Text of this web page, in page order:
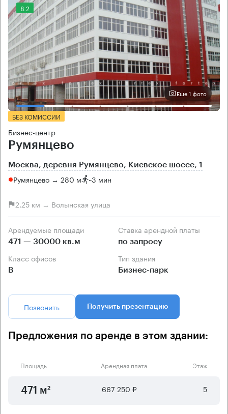
8.2
Еще 1 фото
БЕЗ КОМИССИИ
Бизнес-центр
Румянцево
Москва, деревня Румянцево, Киевское шоссе, 1
Румянцево → 280 м ~3 мин
2.25 км → Волынская улица
Арендуемые площади
471 — 30000 кв.м
Ставка арендной платы
по запросу
Класс офисов
B
Тип здания
Бизнес-парк
Позвонить Получить презентацию
Предложения по аренде в этом здании:
Площадь Арендная плата Этаж
471 м² 667 250 ₽ 5